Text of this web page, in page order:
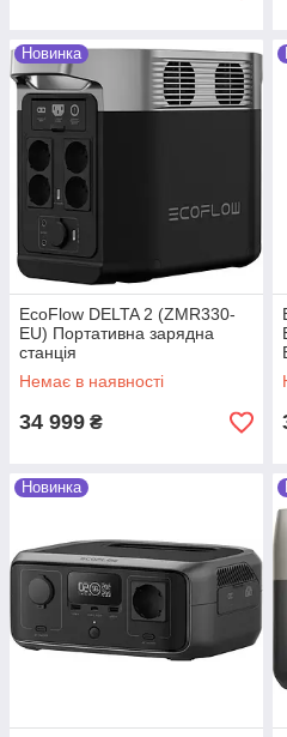
потреби, дамо
Що кажуть
Як купити
схема
магазині
Способи
замовлення -
Viber,
Новинка
EcoFlow DELTA 2 (ZMR330-
EU) Портативна зарядна
станція
Немає в наявності
34 999 ₴
Новинка